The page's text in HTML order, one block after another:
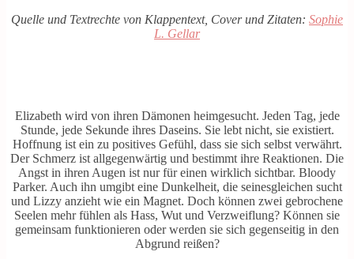
Quelle und Textrechte von Klappentext, Cover und Zitaten: Sophie
L. Gellar
Elizabeth wird von ihren Dämonen heimgesucht. Jeden Tag, jede
Stunde, jede Sekunde ihres Daseins. Sie lebt nicht, sie existiert.
Hoffnung ist ein zu positives Gefühl, dass sie sich selbst verwährt.
Der Schmerz ist allgegenwärtig und bestimmt ihre Reaktionen. Die
Angst in ihren Augen ist nur für einen wirklich sichtbar. Bloody
Parker. Auch ihn umgibt eine Dunkelheit, die seinesgleichen sucht
und Lizzy anzieht wie ein Magnet. Doch können zwei gebrochene
Seelen mehr fühlen als Hass, Wut und Verzweiflung? Können sie
gemeinsam funktionieren oder werden sie sich gegenseitig in den
Abgrund reißen?